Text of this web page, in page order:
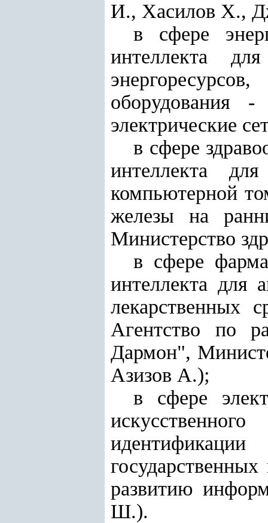
И., Хасилов Х.,
в сфере
интеллекта
оборудования
электрические
в сфере
интеллекта
компьютерной
железы на
Министерство
в сфере
интеллекта для
лекарственных
Агентство по
Дармон",
Азизов А.);
в сфере
развитию
Ш.).